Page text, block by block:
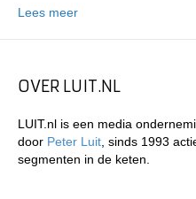
Lees meer
OVER LUIT.NL
LUIT.nl is een media
door Peter Luit , sinds 1993
segmenten in de keten.